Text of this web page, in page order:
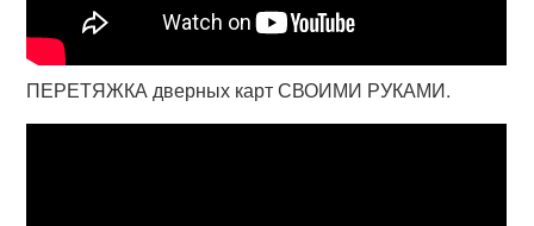
ПЕРЕТЯЖКА дверных карт СВОИМИ РУКАМИ.